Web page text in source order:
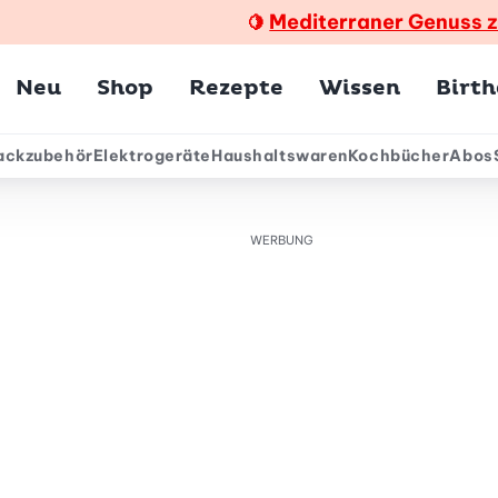
🍋 Mediterraner Genuss
Neu Shop Rezepte Wissen
ElektrogeräteHaushaltswarenKochbücherAbos
WERBUNG